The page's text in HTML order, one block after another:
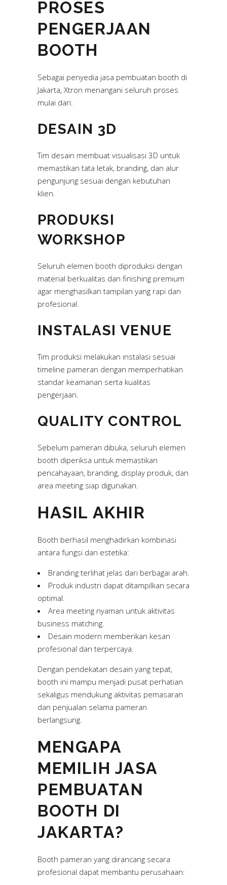
PROSES
PENGERJAAN
BOOTH
Sebagai penyedia jasa pembuatan booth di
Jakarta, Xtron menangani seluruh proses
mulai dari:
DESAIN 3D
Tim desain membuat visualisasi 3D untuk
memastikan tata letak, branding, dan alur
pengunjung sesuai dengan kebutuhan
klien.
PRODUKSI
WORKSHOP
Seluruh elemen booth diproduksi dengan
material berkualitas dan finishing premium
agar menghasilkan tampilan yang rapi dan
profesional.
INSTALASI VENUE
Tim produksi melakukan instalasi sesuai
timeline pameran dengan memperhatikan
standar keamanan serta kualitas
pengerjaan.
QUALITY CONTROL
Sebelum pameran dibuka, seluruh elemen
booth diperiksa untuk memastikan
pencahayaan, branding, display produk, dan
area meeting siap digunakan.
HASIL AKHIR
Booth berhasil menghadirkan kombinasi
antara fungsi dan estetika:
Branding terlihat jelas dari berbagai arah.
Produk industri dapat ditampilkan secara
optimal.
Area meeting nyaman untuk aktivitas
business matching.
Desain modern memberikan kesan
profesional dan terpercaya.
Dengan pendekatan desain yang tepat,
booth ini mampu menjadi pusat perhatian
sekaligus mendukung aktivitas pemasaran
dan penjualan selama pameran
berlangsung.
MENGAPA
MEMILIH JASA
PEMBUATAN
BOOTH DI
JAKARTA?
Booth pameran yang dirancang secara
profesional dapat membantu perusahaan: